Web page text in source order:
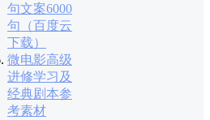
句文案6000
句（百度云
下载）
微电影高级
进修学习及
经典剧本参
考素材